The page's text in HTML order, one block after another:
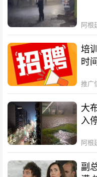
阿根
培
时
推广
大
入
阿根
副